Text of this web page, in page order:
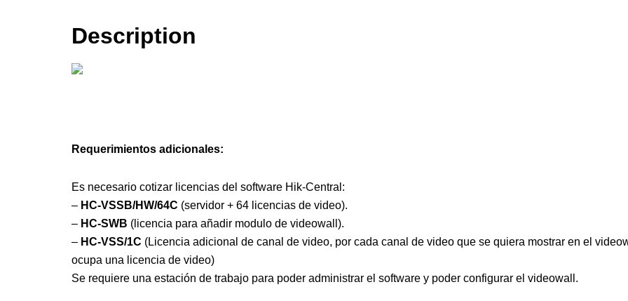
Description
Requerimientos adicionales:
Es necesario cotizar licencias del software Hik-Central:
– HC-VSSB/HW/64C (servidor + 64 licencias de video).
– HC-SWB (licencia para añadir modulo de videowall).
– HC-VSS/1C (Licencia adicional de canal de video, por cada canal de video que se quiera mostrar en el
ocupa una licencia de video)
Se requiere una estación de trabajo para poder administrar el software y poder configurar el videowall.